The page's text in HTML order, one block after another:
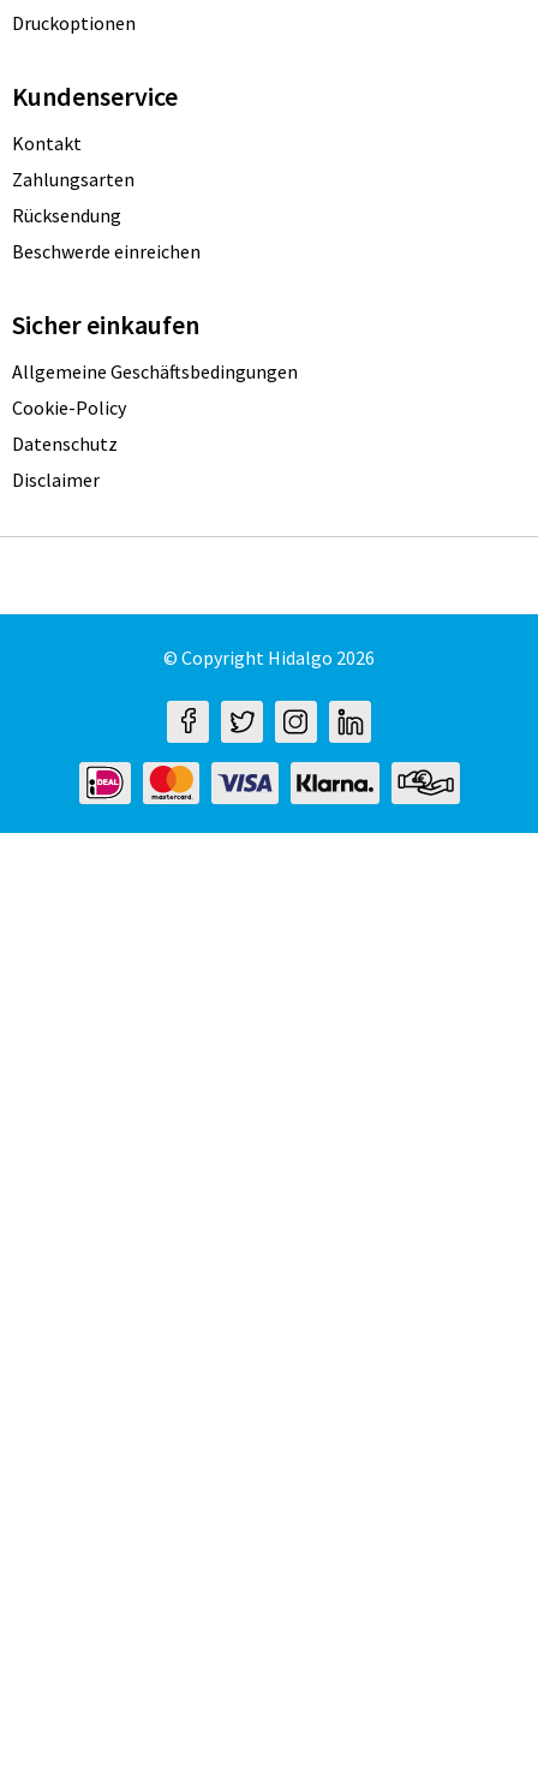
Druckoptionen
Kundenservice
Kontakt
Zahlungsarten
Rücksendung
Beschwerde einreichen
Sicher einkaufen
Allgemeine Geschäftsbedingungen
Cookie-Policy
Datenschutz
Disclaimer
© Copyright Hidalgo 2026